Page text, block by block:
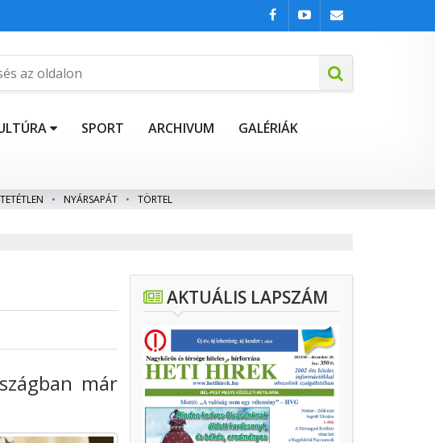
SPORT ARCHIVUM GALÉRIÁK
• NYÁRSAPÁT • TÖRTEL
már
AKTUÁLIS LAPSZÁM